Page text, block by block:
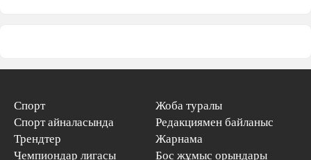
Спорт
Спорт айналасында
Трендтер
Чемпиондар лигасы
Жоба туралы
Редакциямен байланыс
Жарнама
Бос жұмыс орындары